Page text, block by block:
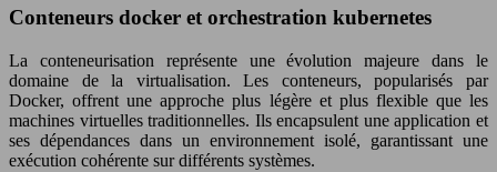
Conteneurs docker et orchestration kubernetes
La conteneurisation représente une évolution majeure dans le
domaine de la virtualisation. Les conteneurs, popularisés par
Docker, offrent une approche plus légère et plus flexible que les
machines virtuelles traditionnelles. Ils encapsulent une application et
ses dépendances dans un environnement isolé, garantissant une
exécution cohérente sur différents systèmes.